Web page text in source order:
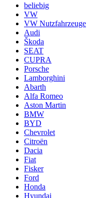
beliebig
VW
VW Nutzfahrzeuge
Audi
Škoda
SEAT
CUPRA
Porsche
Lamborghini
Abarth
Alfa Romeo
Aston Martin
BMW
BYD
Chevrolet
Citroën
Dacia
Fiat
Fisker
Ford
Honda
Hyundai